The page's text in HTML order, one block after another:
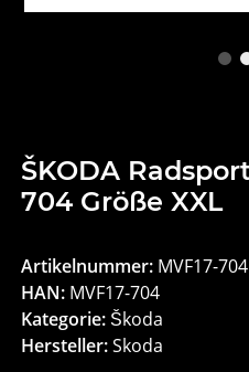
ŠKODA
704 Größe XXL
Artikelnummer: MVF17-704
HAN: MVF17-704
Kategorie: Škoda
Hersteller:Skoda